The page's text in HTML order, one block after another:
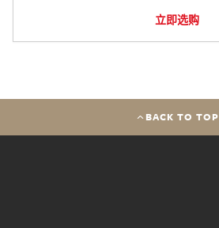
立即选购
BACK TO TOP